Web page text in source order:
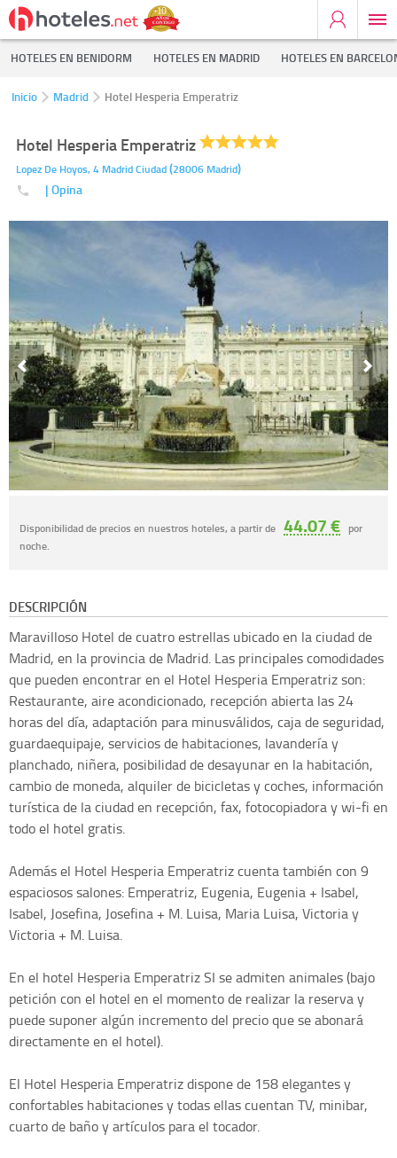
HOTELES EN BENIDORM HOTELES EN MADRID HOTELES EN
Inicio Madrid Hotel Hesperia Emperatriz
Hotel Hesperia Emperatriz
Lopez De Hoyos, 4 Madrid Ciudad(28006 Madrid)
| Opina
Disponibilidad de precios en nuestros hoteles, a partir de 44.07 € por
noche.
DESCRIPCIÓN
Maravilloso Hotel de cuatro estrellas ubicado en la ciudad de
Madrid, en la provincia de Madrid. Las principales comodidades
que pueden encontrar en el Hotel Hesperia Emperatriz son:
Restaurante, aire acondicionado, recepción abierta las 24
horas del día, adaptación para minusválidos, caja de seguridad,
guardaequipaje, servicios de habitaciones, lavandería y
planchado, niñera, posibilidad de desayunar en la habitación,
cambio de moneda, alquiler de bicicletas y coches, información
turística de la ciudad en recepción, fax, fotocopiadora y wi-fi en
todo el hotel gratis.
Además el Hotel Hesperia Emperatriz cuenta también con 9
espaciosos salones: Emperatriz, Eugenia, Eugenia + Isabel,
Isabel, Josefina, Josefina + M. Luisa, Maria Luisa, Victoria y
Victoria + M. Luisa.
En el hotel Hesperia Emperatriz SI se admiten animales (bajo
petición con el hotel en el momento de realizar la reserva y
puede suponer algún incremento del precio que se abonará
directamente en el hotel).
El Hotel Hesperia Emperatriz dispone de 158 elegantes y
confortables habitaciones y todas ellas cuentan TV, minibar,
cuarto de baño y artículos para el tocador.